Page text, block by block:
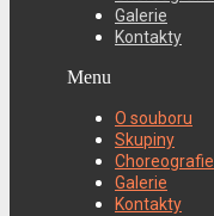
Galerie
Kontakty
Menu
O souboru
Skupiny
Choreografie
Galerie
Kontakty